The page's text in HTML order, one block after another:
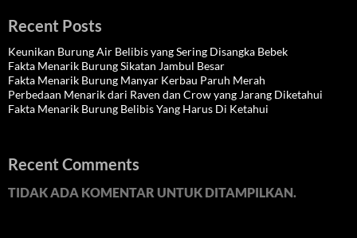
Recent Posts
Keunikan Burung Air Belibis yang Sering Disangka Bebek
Fakta Menarik Burung Sikatan Jambul Besar
Fakta Menarik Burung Manyar Kerbau Paruh Merah
Perbedaan Menarik dari Raven dan Crow yang Jarang Diketahui
Fakta Menarik Burung Belibis Yang Harus Di Ketahui
Recent Comments
TIDAK ADA KOMENTAR UNTUK DITAMPILKAN.